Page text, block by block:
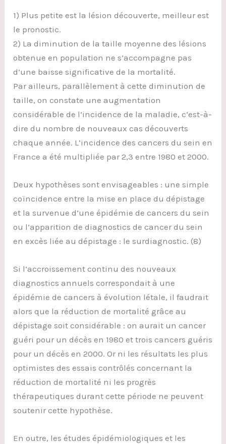
1) Plus petite est la lésion découverte, meilleur est
le pronostic.
2) La diminution de la taille moyenne des lésions
obtenue en population ne s’accompagne pas
d’une baisse significative de la mortalité.
Par ailleurs, parallèlement à cette diminution de
taille, on constate une augmentation
considérable de l’incidence de la maladie, c’est-à-
dire du nombre de nouveaux cas découverts
chaque année. L’incidence des cancers du sein en
France a été multipliée par 2,3 entre 1980 et 2000.
Deux hypothèses sont envisageables : une simple
coïncidence entre la mise en place du dépistage
et la survenue d’une épidémie de cancers du sein
ou l’apparition de diagnostics de cancer du sein
en excès liée au dépistage : le surdiagnostic. (8)
Si l’accroissement continu des nouveaux
diagnostics annuels correspondait à une
épidémie de cancers à évolution létale, il faudrait
alors que la réduction de mortalité grâce au
dépistage soit considérable : on aurait un cancer
guéri pour un décès en 1980 et trois cancers guéris
pour un décès en 2000. Or ni les résultats les plus
optimistes des essais contrôlés concernant la
réduction de mortalité ni les progrès
thérapeutiques durant cette période ne peuvent
soutenir cette hypothèse.
En outre, les études épidémiologiques et les